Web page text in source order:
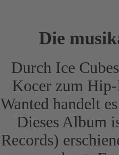
Die
Durch Ice
Kocer zum
Wanted handelt
Dieses Album
Records)